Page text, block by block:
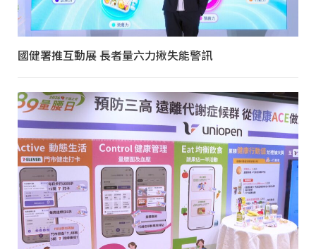
國健署推互動展 長者量六力揪失能警訊